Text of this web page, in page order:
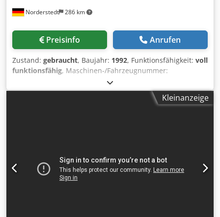
Norderstedt 286 km
Preisinfo Anrufen
Zustand: gebraucht, Baujahr: 1992, Funktionsfähigkeit: voll
funktionsfähig, Maschinen-/Fahrzeugnummer:
, Offertennummer: M14E/9142 Maschinenart:
Gewindeflachbackenwalze Info: mit Scheibenzuführung
Fabrikat: TLM Typ: RP10 Baujahr: 1992 Dedpfx Aaoy Dc
Kleinanzeige